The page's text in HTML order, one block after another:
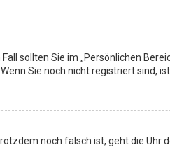
sollten Sie im „Persönlichen
Sie noch nicht registriert sind,
noch falsch ist, geht die Uhr